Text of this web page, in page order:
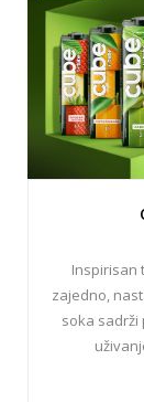
Inspirisan
zajedno,
soka sadrži